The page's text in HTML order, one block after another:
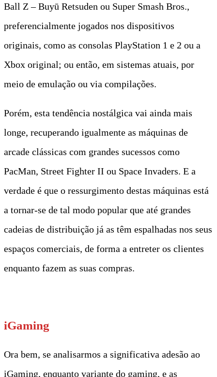
Ball Z – Buyū Retsuden ou Super Smash Bros.,
preferencialmente jogados nos dispositivos
originais, como as consolas PlayStation 1 e 2 ou a
Xbox original; ou então, em sistemas atuais, por
meio de emulação ou via compilações.
Porém, esta tendência nostálgica vai ainda mais
longe, recuperando igualmente as máquinas de
arcade clássicas com grandes sucessos como
PacMan, Street Fighter II ou Space Invaders. E a
verdade é que o ressurgimento destas máquinas está
a tornar-se de tal modo popular que até grandes
cadeias de distribuição já as têm espalhadas nos seus
espaços comerciais, de forma a entreter os clientes
enquanto fazem as suas compras.
iGaming
Ora bem, se analisarmos a significativa adesão ao
iGaming, enquanto variante do gaming, e as